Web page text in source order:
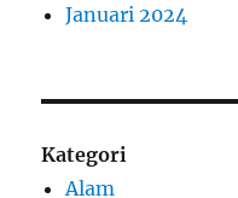
Januari 2024
Kategori
Alam